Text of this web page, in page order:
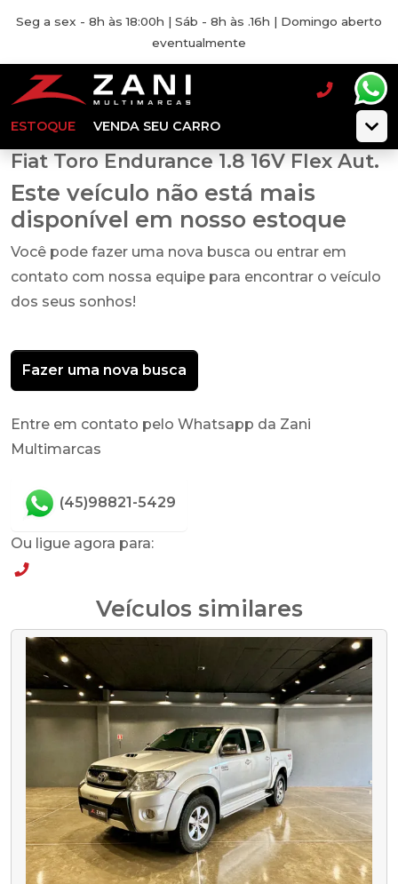
Seg a sex - 8h às 18:00h | Sáb - 8h às .16h | Domingo aberto
eventualmente
ESTOQUE VENDA SEU CARRO
Fiat Toro Endurance 1.8 16V Flex Aut.
Este veículo não está mais
disponível em nosso estoque
Você pode fazer uma nova busca ou entrar em
contato com nossa equipe para encontrar o veículo
dos seus sonhos!
Fazer uma nova busca
Entre em contato pelo Whatsapp da Zani
Multimarcas
(45)98821-5429
Ou ligue agora para:
Veículos similares